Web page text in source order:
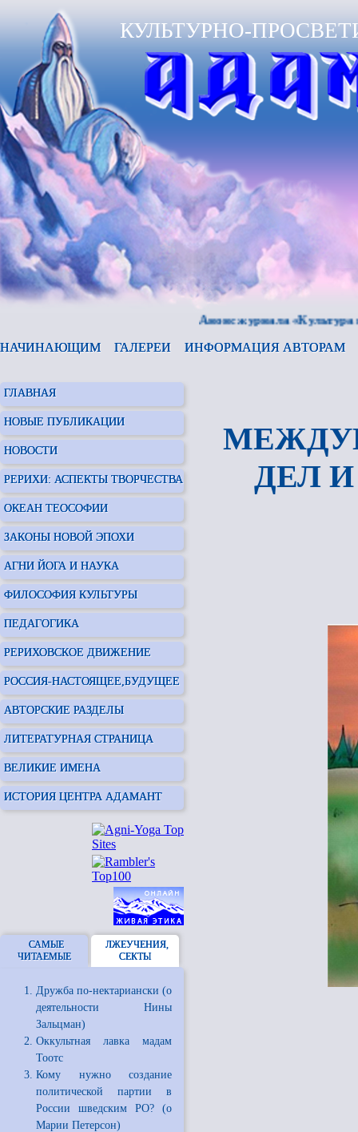
КУЛЬТУРНО-
Анонс журнала «Культура и
НАЧИНАЮЩИМ ГАЛЕРЕИ ИНФОРМАЦИЯ АВТОРАМ
ГЛАВНАЯ
НОВЫЕ ПУБЛИКАЦИИ
НОВОСТИ
РЕРИХИ: АСПЕКТЫ ТВОРЧЕСТВА
ОКЕАН ТЕОСОФИИ
ЗАКОНЫ НОВОЙ ЭПОХИ
АГНИ ЙОГА И НАУКА
ФИЛОСОФИЯ КУЛЬТУРЫ
ПЕДАГОГИКА
РЕРИХОВСКОЕ ДВИЖЕНИЕ
РОССИЯ-НАСТОЯЩЕЕ,БУДУЩЕЕ
АВТОРСКИЕ РАЗДЕЛЫ
ЛИТЕРАТУРНАЯ СТРАНИЦА
ВЕЛИКИЕ ИМЕНА
ИСТОРИЯ ЦЕНТРА АДАМАНТ
САМЫЕ
ЧИТАЕМЫЕ
ЛЖЕУЧЕНИЯ,
СЕКТЫ
Дружба по-нектариански (о
деятельности Нины
Зальцман)
Оккультная лавка мадам
Тоотс
Кому нужно создание
политической партии в
России шведским РО? (о
Марии Петерсон)
ДЕЛ